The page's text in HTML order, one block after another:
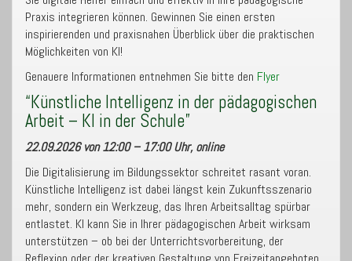
Praxis integrieren können. Gewinnen Sie einen ersten
inspirierenden und praxisnahen Überblick über die praktischen
Möglichkeiten von KI!
Genauere Informationen entnehmen Sie bitte den Flyer
“Künstliche Intelligenz in der pädagogischen
Arbeit – KI in der Schule”
22.09.2026 von 12:00 – 17:00 Uhr, online
Die Digitalisierung im Bildungssektor schreitet rasant voran.
Künstliche Intelligenz ist dabei längst kein Zukunftsszenario
mehr, sondern ein Werkzeug, das Ihren Arbeitsalltag spürbar
entlastet. KI kann Sie in Ihrer pädagogischen Arbeit wirksam
unterstützen – ob bei der Unterrichtsvorbereitung, der